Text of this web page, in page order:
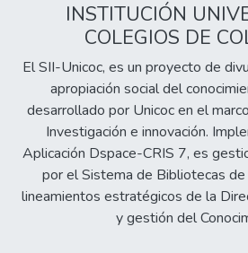
INSTITUCIÓN
COLEGIOS DE
El SII-Unicoc, es un proyecto de
apropiación social del
desarrollado por Unicoc en el
Investigación e innovación.
Aplicación Dspace-CRIS 7, es
por el Sistema de Bibliotecas
lineamientos estratégicos de la
y gestión del